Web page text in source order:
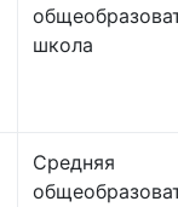
школа
Средняя